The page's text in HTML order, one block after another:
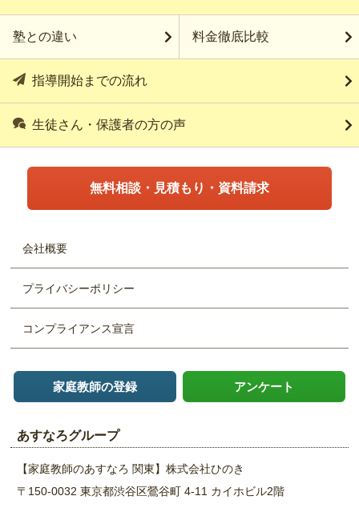
塾との違い 料金徹底比較
指導開始までの流れ
生徒さん・保護者の方の声
無料相談・見積もり・資料請求
会社概要
プライバシーポリシー
コンプライアンス宣言
家庭教師の登録 アンケート
あすなろグループ
【家庭教師のあすなろ 関東】株式会社ひのき
〒150-0032 東京都渋谷区鶯谷町 4-11 カイホビル2階